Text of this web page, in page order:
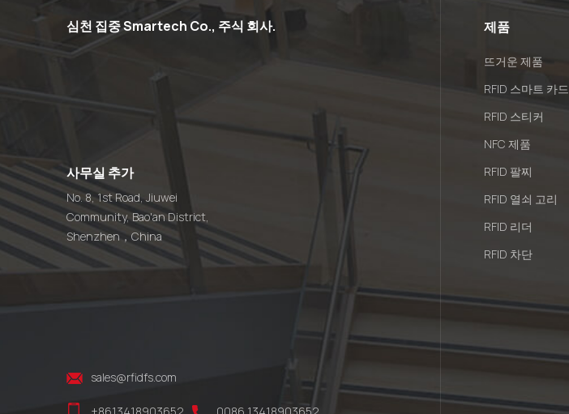
심천 집중 Smartech Co., 주식 회사.
사무실 추가
No. 8, 1st Road, Jiuwei
Community, Bao'an District,
Shenzhen，China
sales@rfidfs.com
제품
뜨거운 제품
RFID 스마트 카드
RFID 스티커
NFC 제품
RFID 팔찌
RFID 열쇠 고리
RFID 리더
RFID 차단